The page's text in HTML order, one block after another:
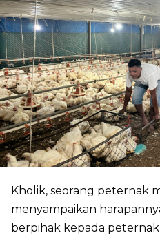
Kholik, seorang peternak
menyampaikan
berpihak kepada peternak